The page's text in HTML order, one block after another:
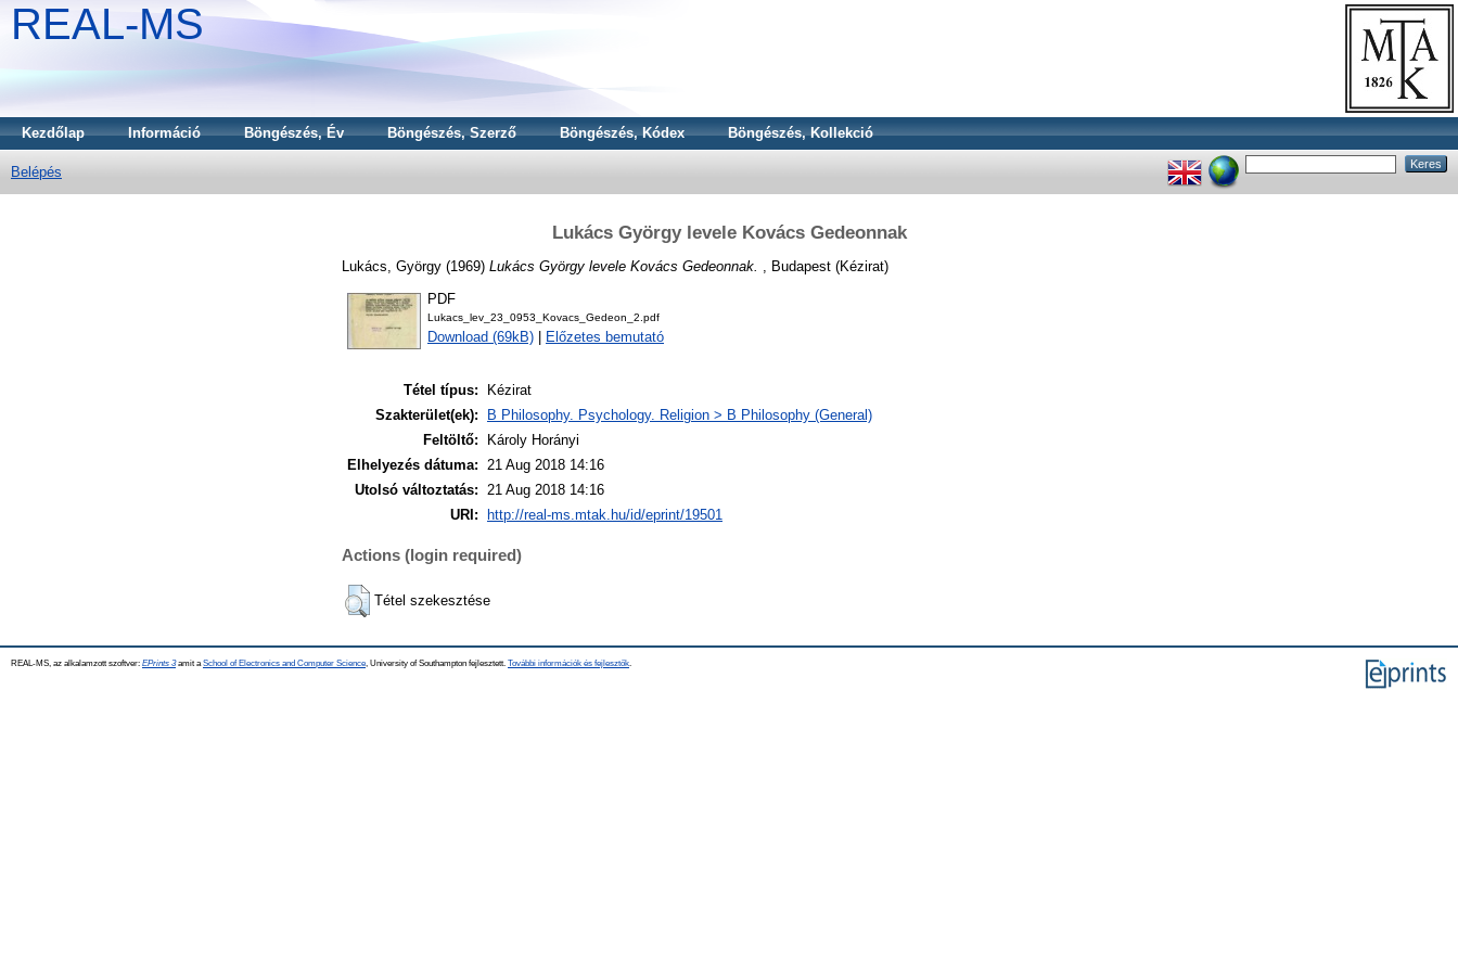
REAL-MS
Kezdőlap Információ Böngészés, Év Böngészés, Szerző Böngészés, Kódex Böngészés, Kollekció
Belépés
Lukács György levele Kovács Gedeonnak
Lukács, György (1969) Lukács György levele Kovács Gedeonnak. , Budapest (Kézirat)
PDF
Lukacs_lev_23_0953_Kovacs_Gedeon_2.pdf
Download (69kB) Előzetes bemutató
Tétel típus:
Kézirat
Szakterület(ek):
B Philosophy. Psychology. Religion > B Philosophy (General)
Feltöltő:
Károly Horányi
Elhelyezés dátuma: 21 Aug 2018 14:16
Utolsó változtatás: 21 Aug 2018 14:16
URI:
http://real-ms.mtak.hu/id/eprint/19501
Actions (login required)
Tétel szekesztése
REAL-MS, az alkalamzott szoftver: EPrints 3amit a School of Electronics and Computer Science , University of Southampton fejlesztett. További információk és fejlesztők